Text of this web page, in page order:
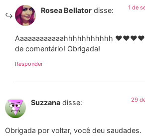
Rosea Bellator disse: 1 de
Aaaaaaaaaaaahhhhhhhhhhh
de comentário! Obrigada!
Responder
Suzzana disse: 29
Obrigada por voltar, você deu saudades.